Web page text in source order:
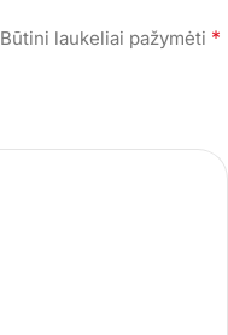
Būtini laukeliai pažymėti *